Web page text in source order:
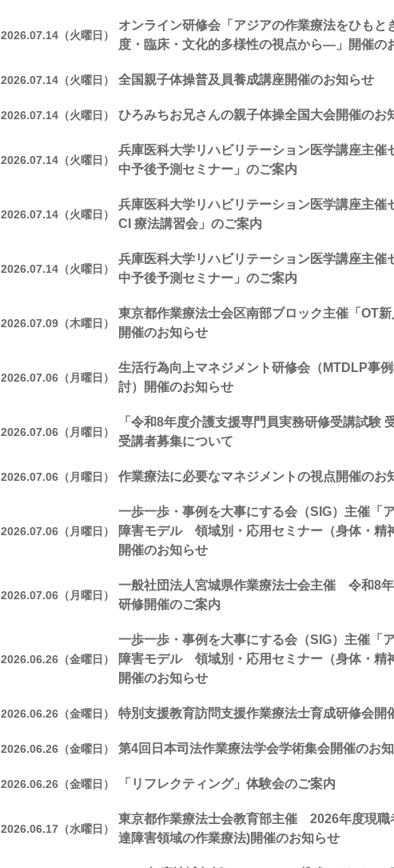
2026.07.14（火曜日）
オンライン研修会「アジアの作業療法をひもと
度・臨床・文化的多様性の視点から―」開催の
2026.07.14（火曜日） 全国親子体操普及員養成講座開催のお知らせ
2026.07.14（火曜日） ひろみちお兄さんの親子体操全国大会開催のお
2026.07.14（火曜日）
兵庫医科大学リハビリテーション医学講座主催
中予後予測セミナー」のご案内
2026.07.14（火曜日）
兵庫医科大学リハビリテーション医学講座主催
CI 療法講習会」のご案内
2026.07.14（火曜日）
兵庫医科大学リハビリテーション医学講座主催
中予後予測セミナー」のご案内
2026.07.09（木曜日）
東京都作業療法士会区南部ブロック主催「OT新
開催のお知らせ
2026.07.06（月曜日）
生活行為向上マネジメント研修会（MTDLP事
討）開催のお知らせ
2026.07.06（月曜日）
「令和8年度介護支援専門員実務研修受講試験
受講者募集について
2026.07.06（月曜日） 作業療法に必要なマネジメントの視点開催のお
2026.07.06（月曜日）
一歩一歩・事例を大事にする会（SIG）主催「
障害モデル 領域別・応用セミナー（身体・精
開催のお知らせ
2026.07.06（月曜日）
一般社団法人宮城県作業療法士会主催 令和8
研修開催のご案内
2026.06.26（金曜日）
一歩一歩・事例を大事にする会（SIG）主催「
障害モデル 領域別・応用セミナー（身体・精
開催のお知らせ
2026.06.26（金曜日） 特別支援教育訪問支援作業療法士育成研修会開
2026.06.26（金曜日） 第4回日本司法作業療法学会学術集会開催のお
2026.06.26（金曜日） 「リフレクティング」体験会のご案内
2026.06.17（水曜日）
東京都作業療法士会教育部主催 2026年度現職
達障害領域の作業療法)開催のお知らせ